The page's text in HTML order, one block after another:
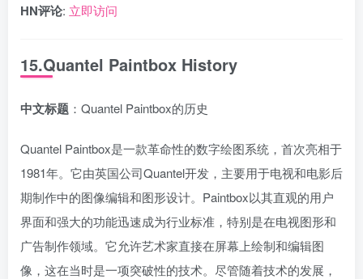
HN评论: 立即访问
15.Quantel Paintbox History
中文标题 ：Quantel Paintbox的历史
Quantel Paintbox是一款革命性的数字绘图系统，首次亮相于
1981年。它由英国公司Quantel开发，主要用于电视和电影后
期制作中的图像编辑和图形设计。Paintbox以其直观的用户
界面和强大的功能迅速成为行业标准，特别是在电视图形和
广告制作领域。它允许艺术家直接在屏幕上绘制和编辑图
像，这在当时是一项突破性的技术。尽管随着技术的发展，